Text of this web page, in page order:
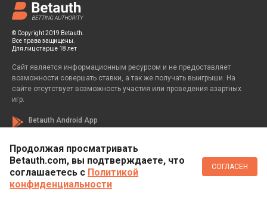
Продолжая просматривать
Betauth.com, вы подтверждаете, что
соглашаетесь c Политикой
конфиденциальности
СОГЛАСЕН
© Copyright 2019 Betauth.
Все права защищены.
Для лиц старше 18 лет
Сайт является информационным ресурсом и не предоставляет
возможности совершать ставки, а так же получать выигрыши. На
сайте отсутствует возможность участия или проведения азартных
игр.
Betauth Android App
Если вы заметили у себя признаки зависимости от азартных игр, вы
всегда можете обратиться за помощью к специалисту: